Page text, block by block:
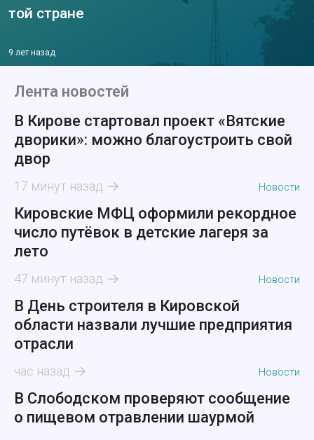
той стране
9 лет назад
Лента новостей
В Кирове стартовал проект «Вятские
дворики»: можно благоустроить свой
двор
17 минут назад Новости
Кировские МФЦ оформили рекордное
число путёвок в детские лагеря за
лето
47 минут назад Новости
В День строителя в Кировской
области назвали лучшие предприятия
отрасли
час назад Новости
В Слободском проверяют сообщение
о пищевом отравлении шаурмой